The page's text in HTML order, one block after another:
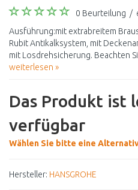
0 Beurteilung /
Ausführung:mit extrabreitem
Rubit Antikalksystem, mit
mit Losdrehsicherung. Beachten
weiterlesen »
Das Produkt ist
verfügbar
Wählen Sie bitte eine
Hersteller: HANSGROHE